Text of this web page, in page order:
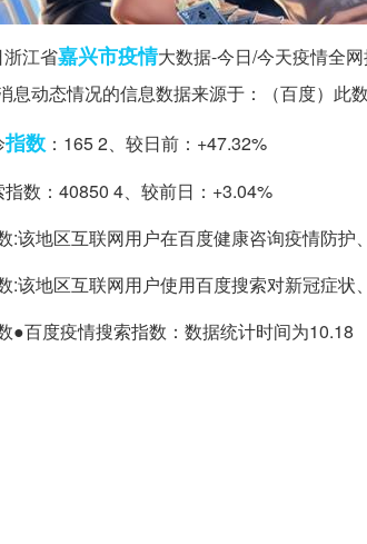
江省嘉兴市疫情大数据-今日/今天疫情全
息动态情况的信息数据来源于：（百度）此
指数 ：165 2、较日前：+47.32%
数：40850 4、较前日：+3.04%
:该地区互联网用户在百度健康咨询疫情防护
:该地区互联网用户使用百度搜索对新冠症状
●百度疫情搜索指数：数据统计时间为10.18